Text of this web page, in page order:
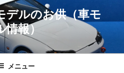
デルのお供（車モ
情報）
メニュー